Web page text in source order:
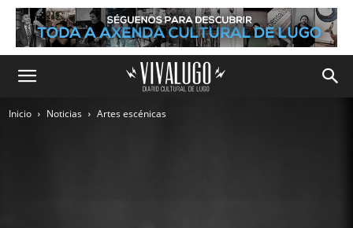
Inicio Noticias Artes escénicas